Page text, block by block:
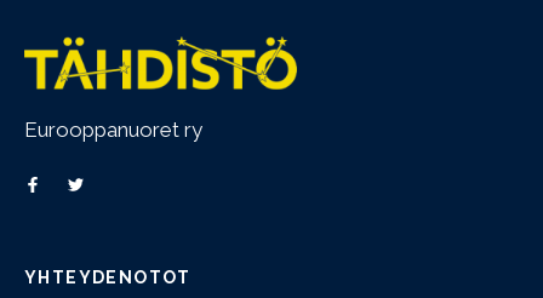
Eurooppanuoret ry
YHTEYDENOTOT